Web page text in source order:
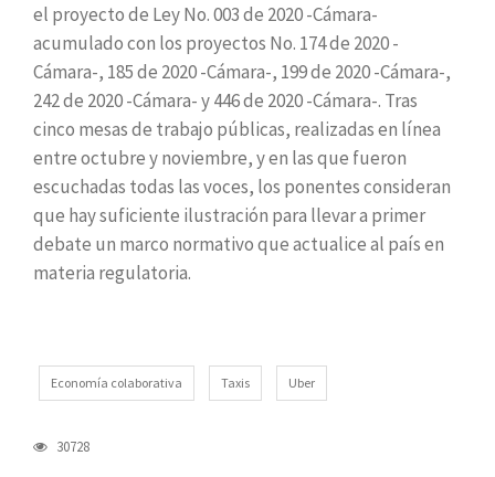
el proyecto de Ley No. 003 de 2020 -Cámara-
acumulado con los proyectos No. 174 de 2020 -
Cámara-, 185 de 2020 -Cámara-, 199 de 2020 -Cámara-,
242 de 2020 -Cámara- y 446 de 2020 -Cámara-. Tras
cinco mesas de trabajo públicas, realizadas en línea
entre octubre y noviembre, y en las que fueron
escuchadas todas las voces, los ponentes consideran
que hay suficiente ilustración para llevar a primer
debate un marco normativo que actualice al país en
materia regulatoria.
Economía colaborativa Taxis Uber
30728